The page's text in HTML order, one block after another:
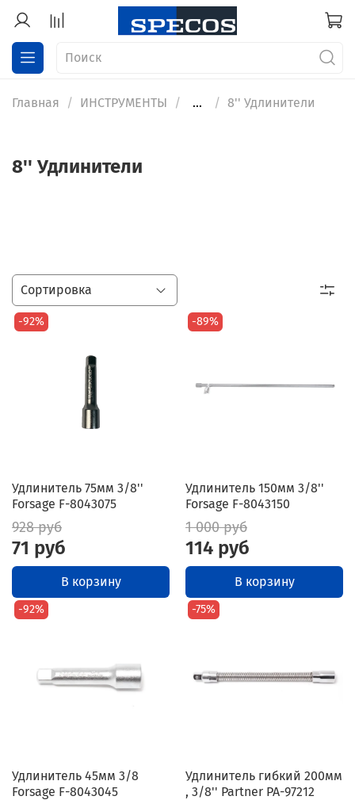
Главная ИНСТРУМЕНТЫ ... 8'' Удлинители
8'' Удлинители
-92%
Удлинитель 75мм 3/8''
Forsage F-8043075
928 руб
71 руб
В корзину
-89%
Удлинитель 150мм 3/8''
Forsage F-8043150
1 000 руб
114 руб
В корзину
-92%
Удлинитель 45мм 3/8
Forsage F-8043045
-75%
Удлинитель гибкий 200мм
, 3/8'' Partner PA-97212